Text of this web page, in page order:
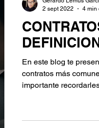
En este blog te
contratos más
importante
2 sept 2022
4 min